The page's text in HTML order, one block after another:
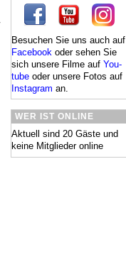
Besuchen Sie uns auch auf
Facebook oder se­hen Sie
sich un­se­re Fil­me auf You­
tube oder un­se­re Fo­tos auf
In­sta­gram an.
WER IST ONLINE
Aktuell sind 20 Gäste und
keine Mitglieder online